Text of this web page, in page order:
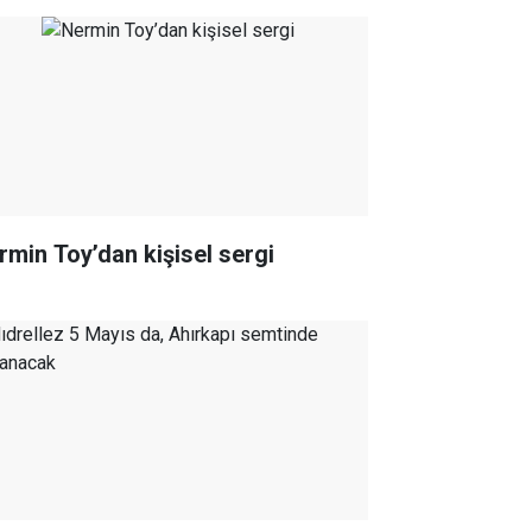
Toy’dan kişisel sergi